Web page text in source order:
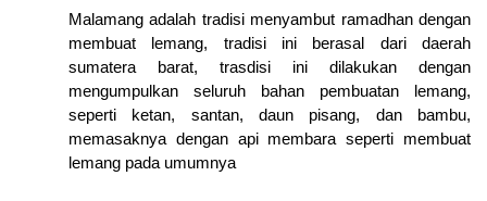
Malamang adalah tradisi menyambut ramadhan dengan
membuat lemang, tradisi ini berasal dari daerah
sumatera barat, trasdisi ini dilakukan dengan
mengumpulkan seluruh bahan pembuatan lemang,
seperti ketan, santan, daun pisang, dan bambu,
memasaknya dengan api membara seperti membuat
lemang pada umumnya